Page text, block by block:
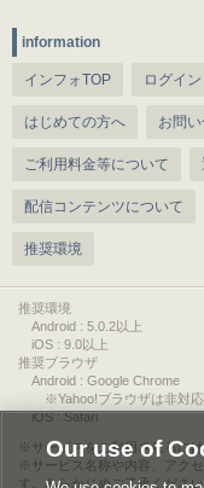
information
インフォTOP ログイン
はじめての方へ お問
ご利用料金等について
配信コンテンツについて
推奨環境
推奨環境
Android : 5.0.2以上
iOS : 9.0以上
推奨ブラウザ
Android : Google Chrome
※Yahoo!ブラウザは非対応
iOS : Safari
サービスをご利用されるに
サービス名称や内容、アク
す。あらかじめご了承くださ
Our use of